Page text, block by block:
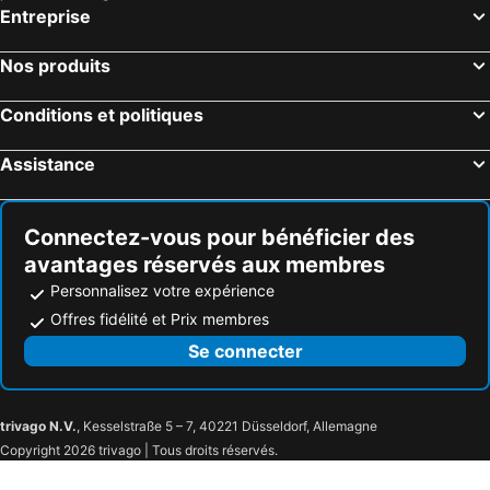
Treebo Westview
Apple Inn
Hotel Princess
Legend Inn
Entreprise
Nos produits
Conditions et politiques
Assistance
Connectez-vous pour bénéficier des
avantages réservés aux membres
Personnalisez votre expérience
Offres fidélité et Prix membres
Se connecter
trivago N.V., Kesselstraße 5 – 7, 40221 Düsseldorf, Allemagne
Copyright 2026 trivago | Tous droits réservés.